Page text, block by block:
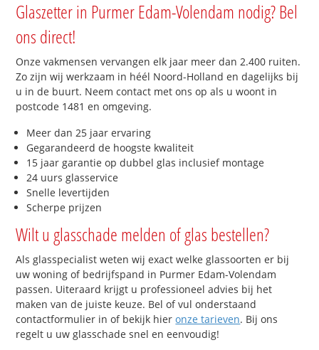
Glaszetter in Purmer Edam-Volendam nodig? Bel
ons direct!
Onze vakmensen vervangen elk jaar meer dan 2.400 ruiten.
Zo zijn wij werkzaam in héél Noord-Holland en dagelijks bij
u in de buurt. Neem contact met ons op als u woont in
postcode 1481 en omgeving.
Meer dan 25 jaar ervaring
Gegarandeerd de hoogste kwaliteit
15 jaar garantie op dubbel glas inclusief montage
24 uurs glasservice
Snelle levertijden
Scherpe prijzen
Wilt u glasschade melden of glas bestellen?
Als glasspecialist weten wij exact welke glassoorten er bij
uw woning of bedrijfspand in Purmer Edam-Volendam
passen. Uiteraard krijgt u professioneel advies bij het
maken van de juiste keuze. Bel of vul onderstaand
contactformulier in of bekijk hieronze tarieven. Bij ons
regelt u uw glasschade snel en eenvoudig!